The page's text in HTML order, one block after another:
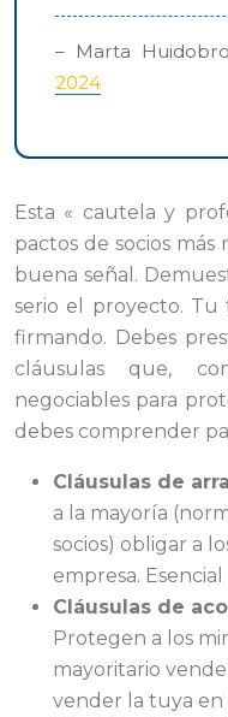
– Marta
2024
Esta « cautela y
pactos de socios más
buena señal.
serio el proyecto. Tu
firmando. Debes
cláusulas que,
negociables para
debes comprender
Cláusulas de
a la mayoría
socios) obligar a
empresa.
Cláusulas de
Protegen a los
mayoritario
vender la tuya en